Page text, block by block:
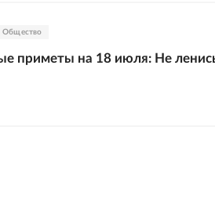
Общество
приметы на 18 июля: Не